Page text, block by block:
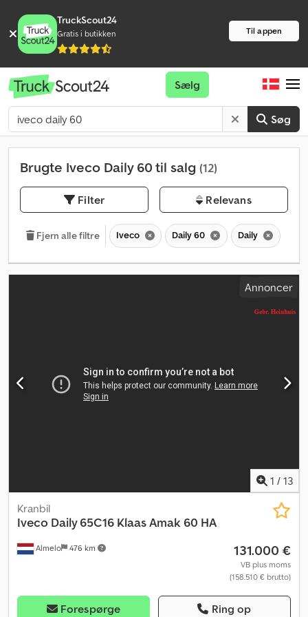
TruckScout24
Gratis i butikken Til appen
Søg
Sælg
Brugte Iveco Daily 60 til salg (12)
Filter Relevans
Fjern alle filtre Iveco Daily 60 Daily
Annoncer
1 / 13
Almelo 476 km
Kranbil
Iveco Daily 65C16 Klaas Amak 60 HA
131.000 €
VB plus moms
(158.510 € brutto)
Forespørge Ring op